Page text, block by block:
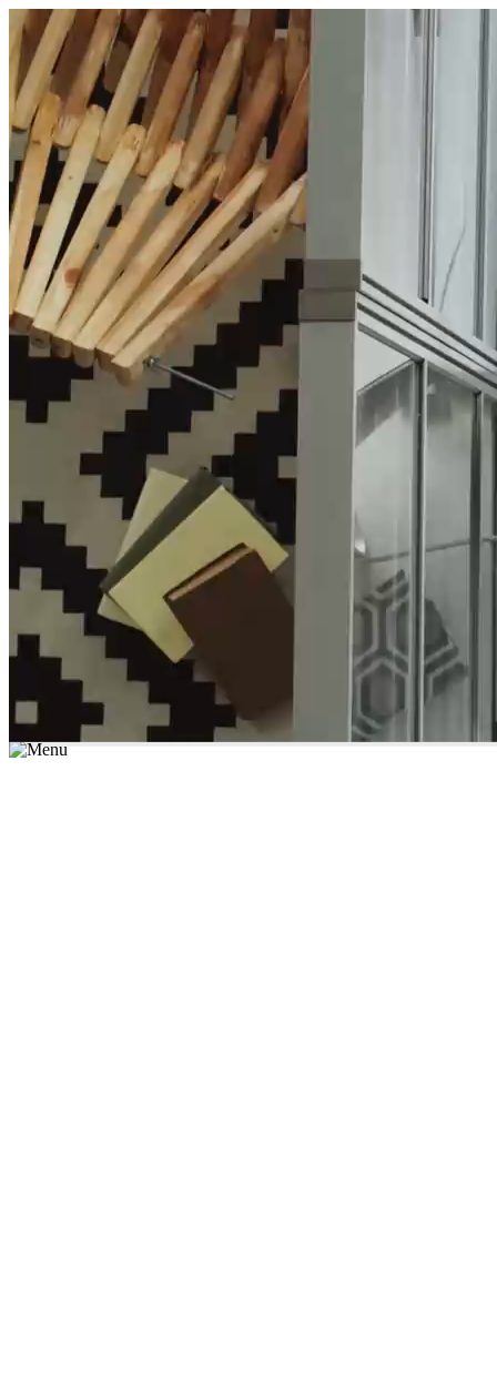
היום לומדים
משהו חדש.
מצאו מורה
הצטרפות מורים פרטיים
שירות לקוחות
על הצוות שלנו :)
משרות פתוחות
התחברות
כל הזכויות שמורות 2026 © Lessoons
חיפוש
המורים הטובים
בישראל, במקום אחד.
מצאו מורה עכשיו *יש לבחור נושא לימוד / עיר מהרשימה שבשדה החיפוש
הצטרפות מורים פרטיים התחברות